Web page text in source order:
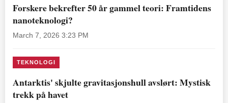
Forskere bekrefter 50 år gammel teori: Framtidens
nanoteknologi?
March 7, 2026 3:23 PM
TEKNOLOGI
Antarktis' skjulte gravitasjonshull avslørt: Mystisk
trekk på havet